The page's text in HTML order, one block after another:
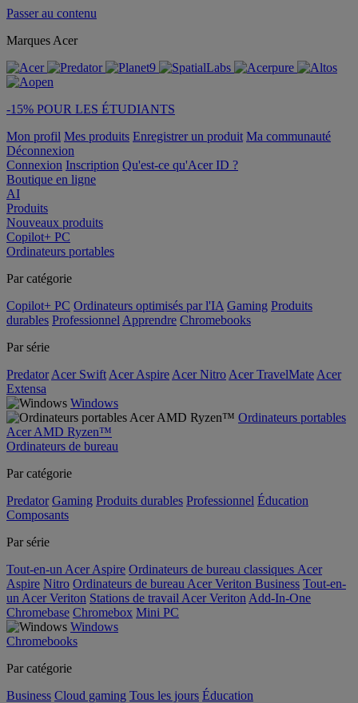
Passer au contenu
Marques Acer
-15% POUR LES ÉTUDIANTS
Mon profil Mes produits Enregistrer un produit Ma communauté
Déconnexion
Connexion Inscription Qu'est-ce qu'Acer ID ?
Boutique en ligne
AI
Produits
Nouveaux produits
Copilot+ PC
Ordinateurs portables
Par catégorie
Copilot+ PC Ordinateurs optimisés par l'IA Gaming Produits
durables Professionnel Apprendre Chromebooks
Par série
Predator Acer Swift Acer Aspire Acer Nitro Acer TravelMate Acer
Extensa
Windows
Ordinateurs portables
Acer AMD Ryzen™
Ordinateurs de bureau
Par catégorie
Predator Gaming Produits durables Professionnel Éducation
Composants
Par série
Tout-en-un Acer Aspire Ordinateurs de bureau classiques Acer
Aspire Nitro Ordinateurs de bureau Acer Veriton Business Tout-en-
un Acer Veriton Stations de travail Acer Veriton Add-In-One
Chromebase Chromebox Mini PC
Windows
Chromebooks
Par catégorie
Business Cloud gaming Tous les jours Éducation